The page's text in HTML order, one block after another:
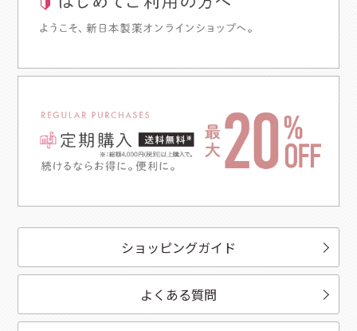
ショッピングガイド
よくある質問